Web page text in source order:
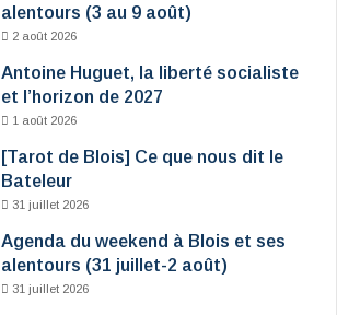
alentours (3 au 9 août)
2 août 2026
Antoine Huguet, la liberté socialiste
et l’horizon de 2027
1 août 2026
[Tarot de Blois] Ce que nous dit le
Bateleur
31 juillet 2026
Agenda du weekend à Blois et ses
alentours (31 juillet-2 août)
31 juillet 2026